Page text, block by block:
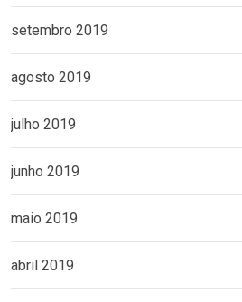
setembro 2019
agosto 2019
julho 2019
junho 2019
maio 2019
abril 2019